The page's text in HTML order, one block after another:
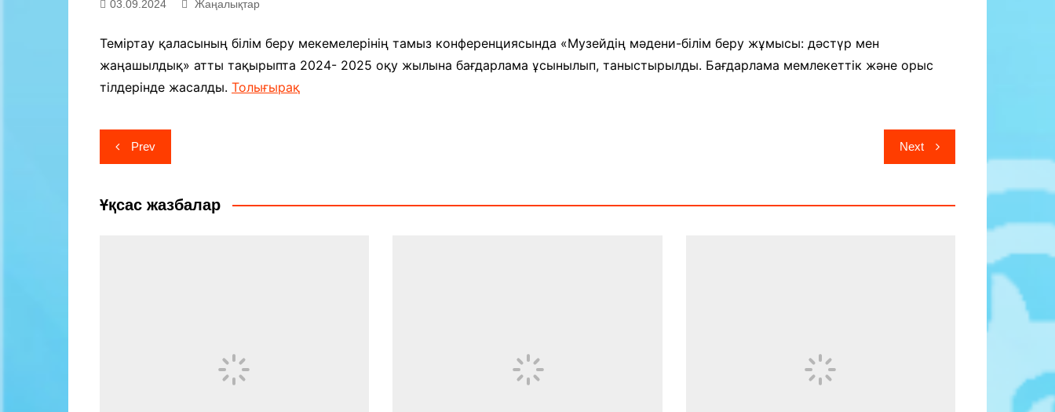
Қазақстан жолы
«Дәстүр мен ғұрып» залы
03.09.2024 Жаңалықтар
Теміртау қаласының білім беру мекемелерінің тамыз конференциясында «Музейдің мәдени-білім беру жұмысы: дәстүр мен
жаңашылдық» атты тақырыпта 2024- 2025 оқу жылына бағдарлама ұсынылып, таныстырылды. Бағдарлама мемлекеттік және орыс
тілдерінде жасалды. Толығырақ
Навигация
по
записям
Prev Next
Ұқсас жазбалар